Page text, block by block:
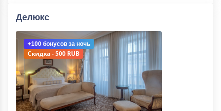
Делюкс
+100 бонусов за ночь
Скидка - 500 RUB